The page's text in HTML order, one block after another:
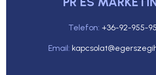
Telefon: +36-92-955-
Email: